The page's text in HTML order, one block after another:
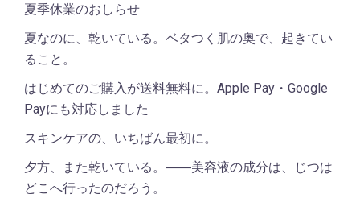
夏季休業のおしらせ
夏なのに、乾いている。ベタつく肌の奥で、起きてい
ること。
はじめてのご購入が送料無料に。Apple Pay・Google
Payにも対応しました
スキンケアの、いちばん最初に。
夕方、また乾いている。――美容液の成分は、じつは
どこへ行ったのだろう。